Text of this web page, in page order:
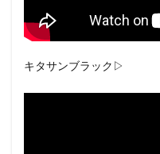
キタサンブラック▷